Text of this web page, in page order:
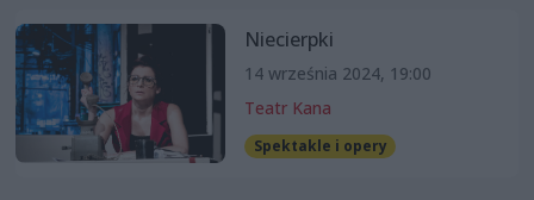
Niecierpki
14 września 2024, 19:00
Teatr Kana
Spektakle i opery